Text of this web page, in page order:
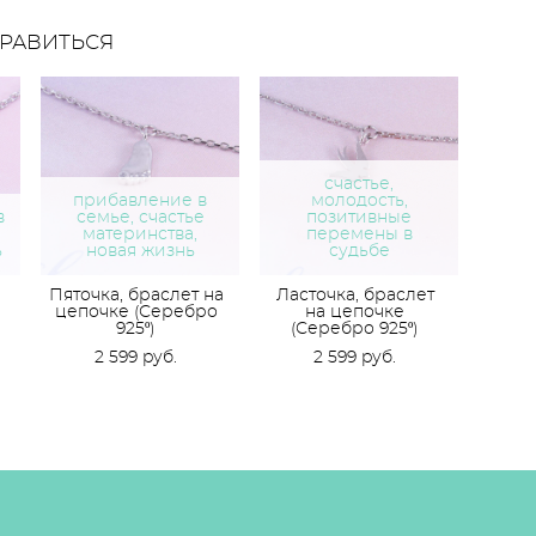
прибавление в
семье, счастье
материнства,
новая жизнь
Пяточка, браслет на
цепочке (Серебро
925º)
2 599 pуб.
счастье,
молодость,
позитивные
перемены в
судьбе
Ласточка, браслет
на цепочке
(Серебро 925º)
2 599 pуб.